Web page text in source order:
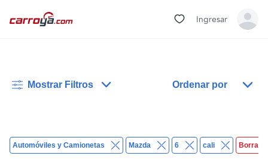
Ingresar
Mostrar Filtros Ordenar por
Automóviles y Camionetas Mazda 6 cali Borrar